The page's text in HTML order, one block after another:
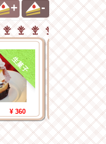
+ -
生菓子
¥ 360 クリーム・ブリ